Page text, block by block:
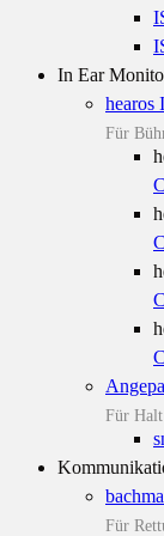
In Ear
hearos
Für
Für
Für